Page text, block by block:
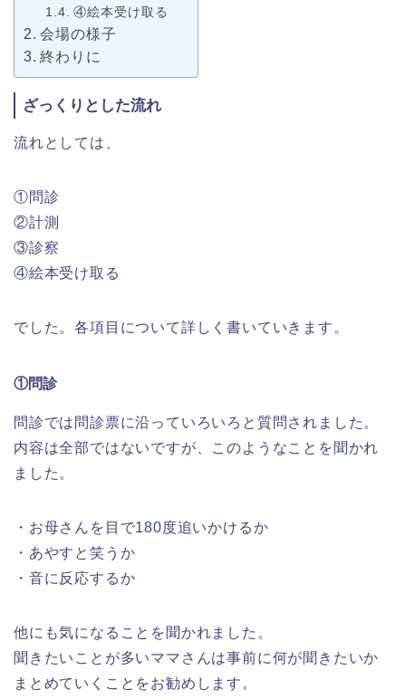
④絵本受け取る
会場の様子
終わりに
ざっくりとした流れ
流れとしては、
①問診
②計測
③診察
④絵本受け取る
でした。各項目について詳しく書いていきます。
①問診
問診では問診票に沿っていろいろと質問されました。
内容は全部ではないですが、このようなことを聞かれ
ました。
・お母さんを目で180度追いかけるか
・あやすと笑うか
・音に反応するか
他にも気になることを聞かれました。
聞きたいことが多いママさんは事前に何が聞きたいか
まとめていくことをお勧めします。